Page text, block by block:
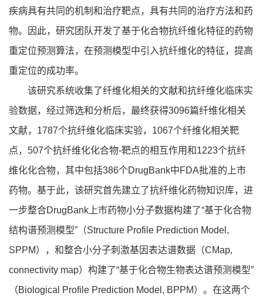
疾病具有共同的机制和治疗靶点，具有共同的治疗方法和药
物。因此，研究团队开发了基于化合物抗纤维化特征的药物
重定位预测算法，在预测模型中引入抗纤维化的特征，提高
重定位的成功率。
该研究系统收集了纤维化相关的文献和抗纤维化临床实
验数据，经过筛选和分析后，最终获得3096篇纤维化相关
文献，1787个抗纤维化临床实验，1067个纤维化相关靶
点，507个抗纤维化化合物-靶点的相互作用和1223个抗纤
维化化合物，其中包括386个DrugBank中FDA批准的上市
药物。基于此，该研究首先建立了抗纤维化药物知识库，进
一步整合DrugBank上市药物小分子数据构建了“基于化合物
结构谱预测模型”（Structure Profile Prediction Model,
SPPM），和整合小分子刺激基因表达谱数据（CMap,
connectivity map）构建了“基于化合物生物表达谱预测模型”
（Biological Profile Prediction Model, BPPM）。在这两个